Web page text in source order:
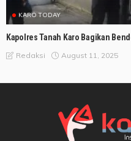
KARO TODAY
Kapolres Tanah Karo Bagikan
Redaksi August 11, 2025